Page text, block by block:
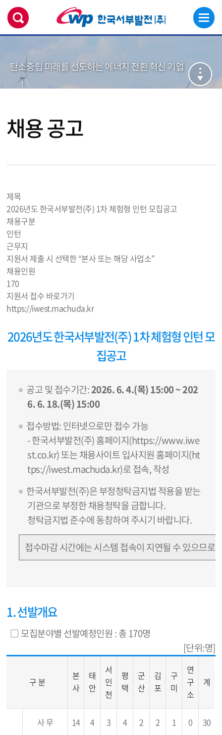
탄소중립 미래를 선도하는 에너지 전환 혁신 기업
채용 공고
제목
2026년도 한국서부발전(주) 1차 체험형 인턴 모집공고
채용구분
인턴
근무지
지원서 제출 시 선택한 “본사 또는 해당 사업소”
채용인원
170
지원서 접수 바로가기
https://iwest.machuda.kr
2026년도 한국서부발전(주) 1차 체험형 인턴 모
집공고
공고 및 접수기간:2026. 6. 4.(목) 15:00 ~ 202
6. 6. 18.(목) 15:00
접수방법: 인터넷으로만 접수 가능
- 한국서부발전(주) 홈페이지(https://www.iwe
st.co.kr) 또는 채용사이트 입사지원 홈페이지(ht
tps://iwest.machuda.kr)로 접속, 작성
한국서부발전(주)은 부정청탁금지법 적용을 받는
기관으로 부정한 채용청탁을 금합니다.
청탁금지법 준수에 동참하여 주시기 바랍니다.
접수마감 시간에는 시스템 접속이 지연될 수 있으므
1. 선발개요
□ 모집분야별 선발예정인원 : 총 170명
[단위:명]
구 분
본
사
태
안
서
인
천
평
택
군
산
김
포
구
미
연
구
소
계
사 무 14 4 3 4 2 2 1 0 30